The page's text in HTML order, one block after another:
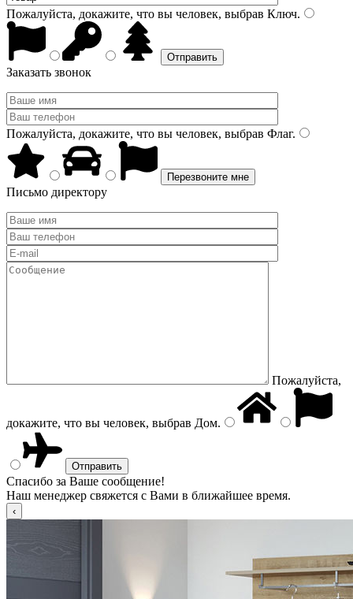
Пожалуйста, докажите, что вы человек, выбрав Ключ.
Заказать звонок
Пожалуйста, докажите, что вы человек, выбрав Флаг.
Письмо директору
Пожалуйста,
докажите, что вы человек, выбрав Дом.
Спасибо за Ваше сообщение!
Наш менеджер свяжется с Вами в ближайшее время.